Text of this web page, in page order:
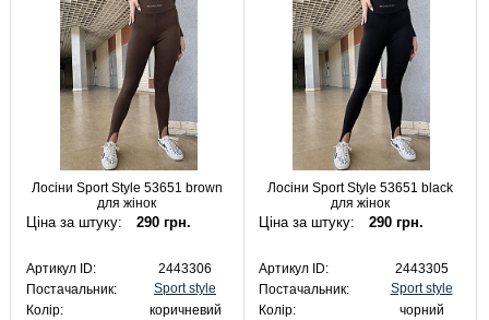
Лосіни Sport Style 53651 brown
для жінок
Ціна за штуку: 290 грн.
Артикул ID:
2443306
Постачальник:
Sport style
Колір:
коричневий
Лосіни Sport Style 53651 black
для жінок
Ціна за штуку: 290 грн.
Артикул ID:
2443305
Постачальник:
Sport style
Колір:
чорний